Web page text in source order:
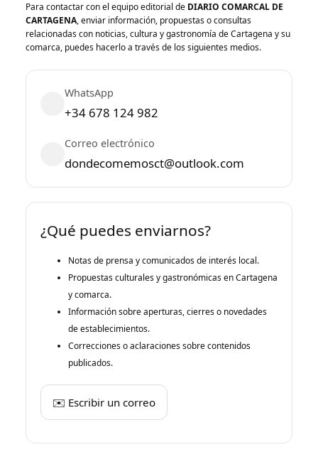
Para contactar con el equipo editorial de DIARIO COMARCAL DE
CARTAGENA, enviar información, propuestas o consultas
relacionadas con noticias, cultura y gastronomía de Cartagena y su
comarca, puedes hacerlo a través de los siguientes medios.
WhatsApp
+34 678 124 982
Correo electrónico
dondecomemosct@outlook.com
¿Qué puedes enviarnos?
Notas de prensa y comunicados de interés local.
Propuestas culturales y gastronómicas en Cartagena
y comarca.
Información sobre aperturas, cierres o novedades
de establecimientos.
Correcciones o aclaraciones sobre contenidos
publicados.
✉️ Escribir un correo